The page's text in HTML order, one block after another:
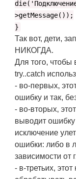
>getMessage());
}
Так вот, дети,
НИКОГДА.
Для того, чтобы
try..catch
- во-первых,
ошибку и так,
- во-вторых,
выводит
исключение
ошибки: либо в
зависимости от
- в-третьих,